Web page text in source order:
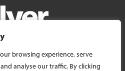
browsing experience, serve
analyse our traffic. By clicking
eller på ferie. Vi guider
finde gode tilbud og få mere ud af